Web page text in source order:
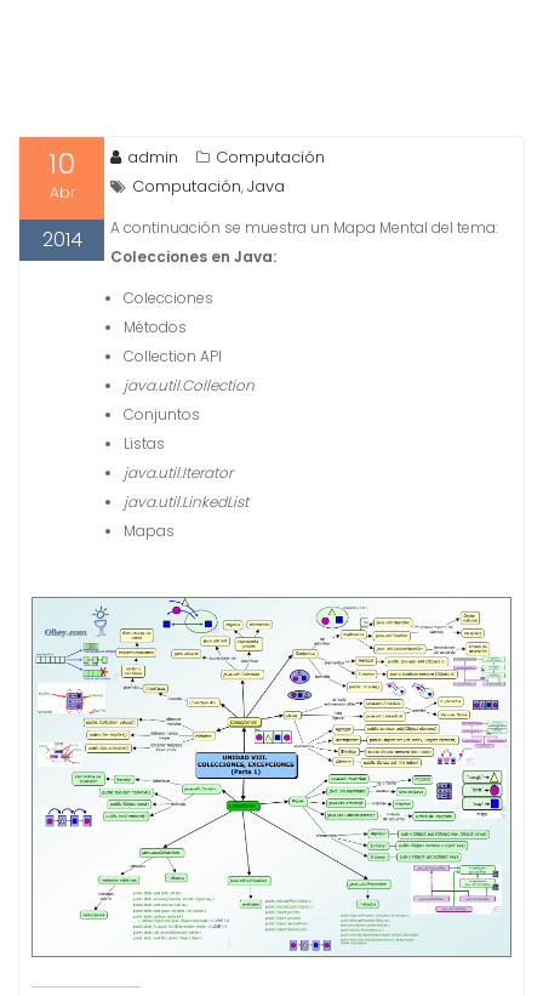
10
Abr
2014
admin
Computación
Computación,Java
A continuación se muestra un Mapa Mental del tema:
Colecciones en Java:
Colecciones
Métodos
Collection API
java.util.Collection
Conjuntos
Listas
java.util.Iterator
java.util.LinkedList
Mapas